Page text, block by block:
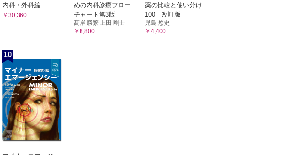
内科・外科編
￥30,360
めの内科診療フロー
チャート第3版
髙岸 勝繁 上田 剛士
￥8,800
薬の比較と使い分け
100 改訂版
児島 悠史
￥4,400
10